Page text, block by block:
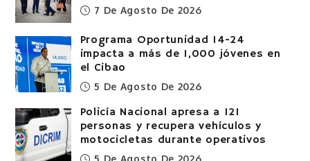
7 De Agosto De 2026
Programa Oportunidad 14-24
impacta a más de 1,000 jóvenes en
el Cibao
5 De Agosto De 2026
Policía Nacional apresa a 121
personas y recupera vehículos y
motocicletas durante operativos